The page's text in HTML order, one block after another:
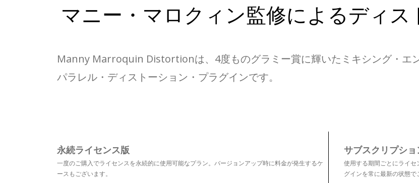
マニー・マロクィン監修によるディ
Manny Marroquin Distortionは、4度ものグラミー賞に輝いたミキシング・エ
パラレル・ディストーション・プラグインです。
永続ライセンス版
一度のご購入でライセンスを永続的に使用可能なプラン。バージョンアップ時に料金が発生するケ
ースもございます。
サブスクリプショ
使用する期間ごとにライ
グインを常に最新の状態で